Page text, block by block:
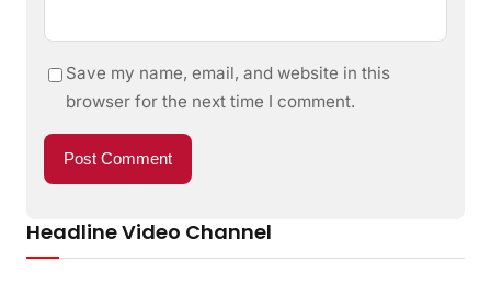
Save my name, email, and website in this
browser for the next time I comment.
Headline Video Channel